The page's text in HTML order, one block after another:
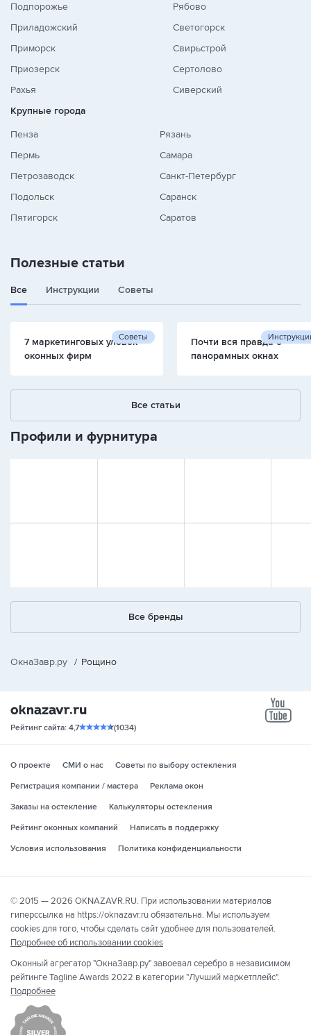
Подпорожье
Приладожский
Приморск
Приозерск
Рахья
Рябово
Светогорск
Свирьстрой
Сертолово
Сиверский
Крупные города
Пенза
Пермь
Петрозаводск
Подольск
Пятигорск
Рязань
Самара
Санкт-Петербург
Саранск
Саратов
Полезные статьи
Все Инструкции Советы
Советы
7 маркетинговых уловок
оконных фирм
Почти вся правда о
панорамных окнах
Все статьи
Профили и фурнитура
Все бренды
ОкнаЗавр.ру / Рощино
Рейтинг сайта: 4,7 (1034)
О проекте СМИ о нас
Советы по выбору остекления
Регистрация компании / мастера
Реклама окон
Заказы на остекление
Калькуляторы остекления
Рейтинг оконных компаний
Написать в поддержку
Условия использования
Политика конфиденциальности
© 2015 — 2026 OKNAZAVR.RU. При использовании материалов
гиперссылка на https://oknazavr.ru обязательна. Мы используем
cookies для того, чтобы сделать сайт удобнее для пользователей.
Подробнее об использовании cookies
Оконный агрегатор "ОкнаЗавр.ру" завоевал серебро в независимом
рейтинге Tagline Awards 2022 в категории "Лучший маркетплейс".
Подробнее